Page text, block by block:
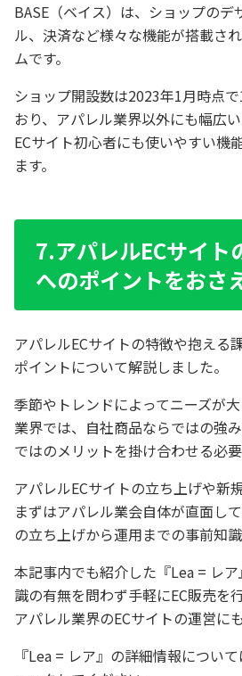
BASE（ベイス）は、ショップのデ
ル、決済など様々な機能が搭載さ
ムです。
ショップ開設数は2023年1月時点
おり、アパレル業界以外にも幅広
ECサイト初心者にも使いやすい機
ます。
7.アパレルECサイト
へのポイントをおさ
アパレルECサイトの特徴や抱える
ポイントについて解説しました。
季節やトレンドによってニーズが
業界では、自社商品ならではの強
ではのメリットを掛け合わせる必要
アパレルECサイトの立ち上げや新
まずはアパレル業会自体が直面し
の立ち上げから運用までの事前知
本記事内でも紹介した『Lea = レ
識の有無を問わず手軽にEC販売を
アパレル業界のECサイトの運営に
『Lea = レア』の詳細情報につい